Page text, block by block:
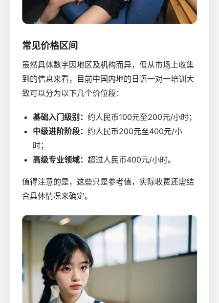
常见价格区间
虽然具体数字因地区及机构而异，但从市场上收集
到的信息来看，目前中国内地的日语一对一培训大
致可以分为以下几个价位段：
基础入门级别：约人民币100元至200元/小时；
中级进阶阶段：约人民币200元至400元/小
时；
高级专业领域：超过人民币400元/小时。
值得注意的是，这些只是参考值，实际收费还需结
合具体情况来确定。